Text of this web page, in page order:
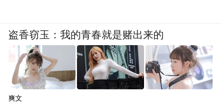
盗香窃玉：我的青春就是赌出来的
爽文